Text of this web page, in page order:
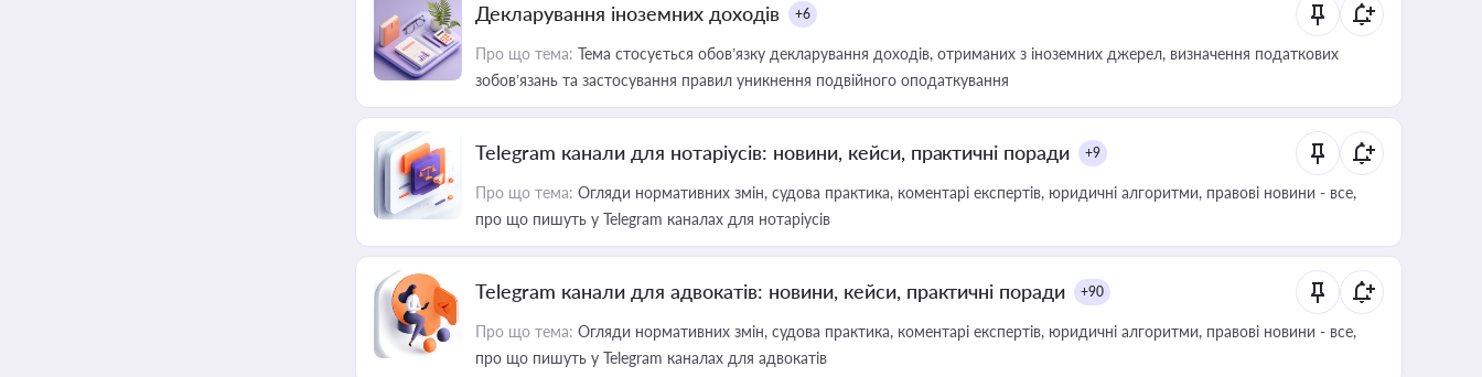
Декларування іноземних доходів +6
Про що тема: Тема стосується обов’язку декларування доходів, отриманих з іноземних джерел, визначення податкових
зобов’язань та застосування правил уникнення подвійного оподаткування
Telegram канали для нотаріусів: новини, кейси, практичні поради +9
Про що тема: Огляди нормативних змін, судова практика, коментарі експертів, юридичні алгоритми, правові новини - все,
про що пишуть у Telegram каналах для нотаріусів
Telegram канали для адвокатів: новини, кейси, практичні поради +90
Про що тема: Огляди нормативних змін, судова практика, коментарі експертів, юридичні алгоритми, правові новини - все,
про що пишуть у Telegram каналах для адвокатів